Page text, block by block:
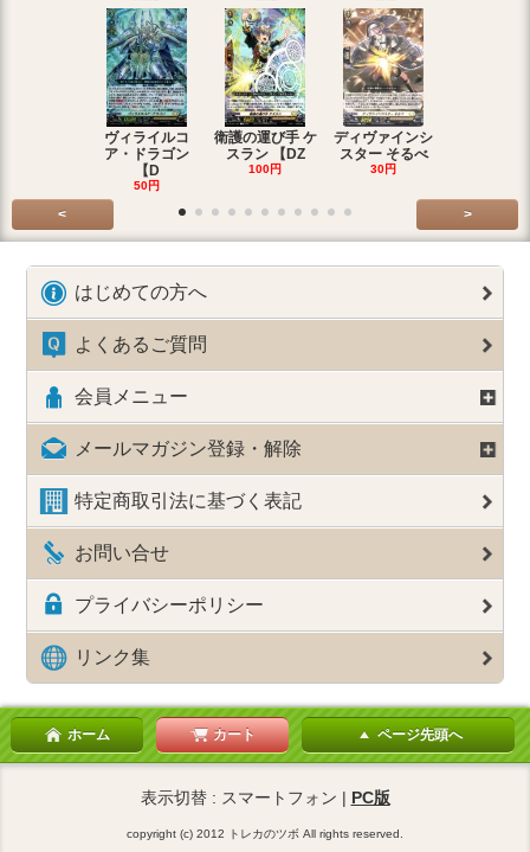
ヴィライルコ
ア・ドラゴン
【D
50円
衛護の運び手 ケ
スラン 【DZ
100円
ディヴァインシ
スター そるべ
30円
< >
はじめての方へ
よくあるご質問
会員メニュー
メールマガジン登録・解除
特定商取引法に基づく表記
お問い合せ
プライバシーポリシー
リンク集
ホーム カート ページ先頭へ
表示切替 : スマートフォン | PC版
copyright (c) 2012 トレカのツボ All rights reserved.